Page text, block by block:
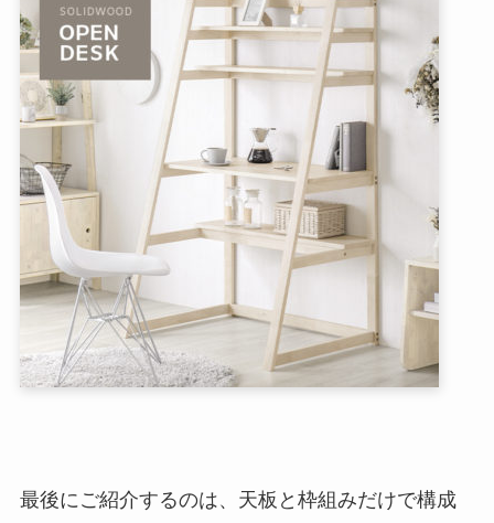
最後にご紹介するのは、天板と枠組みだけで構成